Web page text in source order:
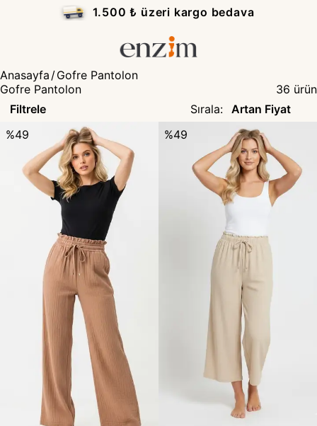
1.500 ₺ üzeri kargo bedava
Anasayfa /Gofre Pantolon
Gofre Pantolon
36 ürün
Filtrele
Sırala:
%49 %49